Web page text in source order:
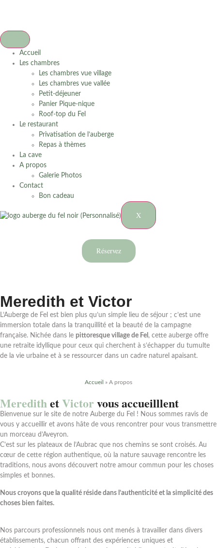
Accueil
Les chambres
Les chambres vue village
Les chambres vue vallée
Petit-déjeuner
Panier Pique-nique
Roof-top du Fel
Le restaurant
Privatisation de l’auberge
Repas à thèmes
La cave
A propos
Galerie Photos
Contact
Bon cadeau
X
Réservez
Meredith et Victor
L’Auberge de Fel est bien plus qu’un simple lieu de séjour ; c’est une
immersion totale dans la tranquillité et la beauté de la campagne
française. Nichée dans le pittoresque village de Fel , cette auberge offre
une retraite idyllique pour ceux qui cherchent à s’échapper du tumulte
de la vie urbaine et à se ressourcer dans un cadre naturel apaisant.
Accueil » A propos
MeredithetVictorvous accueilllent
Bienvenue sur le site de notre Auberge du Fel ! Nous sommes ravis de
vous y accueillir et avons hâte de vous rencontrer pour vous transmettre
un morceau d’Aveyron.
C’est sur les plateaux de l’Aubrac que nos chemins se sont croisés. Au
cœur de cette région authentique, où la nature sauvage rencontre les
traditions, nous avons découvert notre amour commun pour les choses
simples et bonnes.
Nous croyons que la qualité réside dans l’authenticité et la simplicité des
choses bien faites.
Nos parcours professionnels nous ont menés à travailler dans divers
établissements, chacun offrant des expériences uniques et